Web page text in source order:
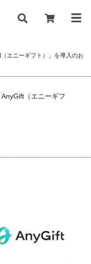
エニーギフト）」を導入のお
（エニーギフ